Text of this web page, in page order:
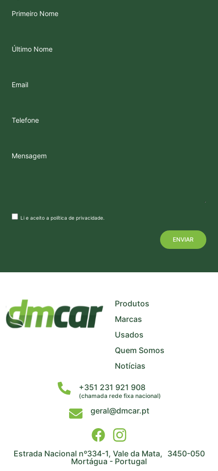
Primeiro Nome
Último Nome
Email
Telefone
Mensagem
Li e aceito a política de privacidade
Produtos
Marcas
Usados
Quem Somos
Notícias
+351 231 921 908
(chamada rede fixa nacional)
geral@dmcar.pt
Estrada Nacional nº334-1, Vale da Mata, 3450-050
Mortágua - Portugal